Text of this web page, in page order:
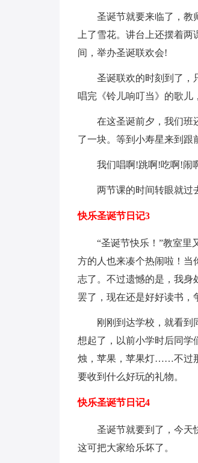
圣诞节就要来临了，教
上了雪花。讲台上还摆着
间，举办圣诞联欢会!
圣诞联欢的时刻到了，
唱完《铃儿响叮当》的歌儿
在这圣诞前夕，我们班
了一块。等到小寿星来到跟
我们唱啊!跳啊!吃啊!
两节课的时间转眼就
快乐圣诞节日记3
“圣诞节快乐！”教室里
方的人也来凑个热闹啦！当
志了。不过遗憾的是，我身
罢了，现在还是好好读书，
刚刚到达学校，就看到
想起了，以前小学时后同学
烛，苹果，苹果灯……不过
要收到什么好玩的礼物。
快乐圣诞节日记4
圣诞节就要到了，今天
这可把大家给乐坏了。